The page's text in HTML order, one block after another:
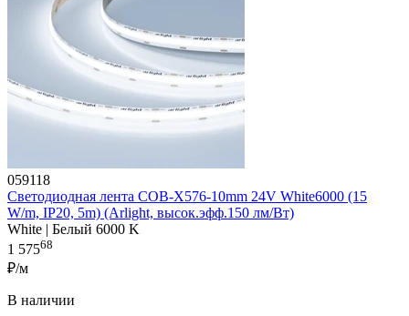
059118
Светодиодная лента COB-X576-10mm 24V White6000 (15
W/m, IP20, 5m) (Arlight, высок.эфф.150 лм/Вт)
White | Белый 6000 K
1 57568
₽/м
В наличии